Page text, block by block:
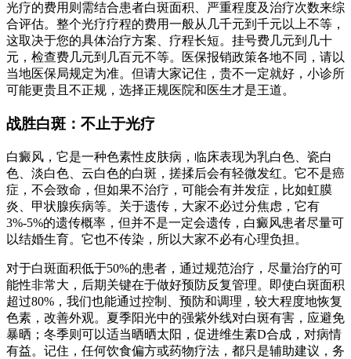
光疗的费用则需结合患者白斑面积、严重程度及治疗次数来综
合评估。整个光疗疗程的费用一般从几千元到千元以上不等，
这取决于您的具体治疗方案、疗程长短。挂号费几元到几十
元，检查费几元到几百元不等。医保报销政策各地不同，请以
当地医保局规定为准。但请大家记住，贵不一定就好，小诊所
可能更贵且不正规，选择正规医院和医生才是王道。
战胜白斑：不止于光疗
白癜风，它是一种色素性皮肤病，临床表现为乳白色、瓷白
色、淡白色、云白色的白斑，搓揉后会有轻微发红。它不是癌
症，不会致命，但如果不治疗，可能会有并发症，比如虹膜
炎、甲状腺疾病等。关于遗传，大家不必过分焦虑，它有
3%-5%的遗传概率，但并不是一定会遗传，白癜风患者尽量可
以结婚生育。它也不传染，所以大家不必有心理负担。
对于白斑面积低于50%的患者，通过规范治疗，尽量治疗的可
能性非常大，后期关键在于做好预防反复管理。即使白斑面积
超过80%，我们也能通过控制、预防和调理，较大程度地恢复
色素，改善外观。夏季阳光中的强紫外线对白斑有害，应避免
暴晒；冬季则可以适当晒晒太阳，促进维生素D合成，对病情
有益。记住，任何饮食偏方或药物疗法，都只是辅助建议，务